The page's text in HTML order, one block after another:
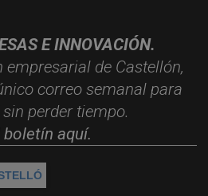
E INNOVACIÓN.
de Castellón,
nico correo semanal para
perder tiempo.
boletín aquí.